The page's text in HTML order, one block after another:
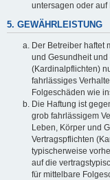
untersagen oder auf
5. GEWÄHRLEISTUNG
Der Betreiber haftet
und Gesundheit
(Kardinalpflichten)
fahrlässiges
Folgeschäden wie
Die Haftung ist
grob fahrlässigem
Leben, Körper und
Vertragspflichten
typischerweise
auf die
für mittelbare